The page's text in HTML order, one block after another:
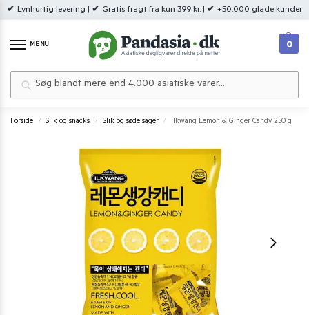
✔ Lynhurtig levering | ✔ Gratis fragt fra kun 399 kr. | ✔ +50.000 glade kunder
MENU 0
Forside / Slik og snacks / Slik og søde sager / Ilkwang Lemon & Ginger Candy 250 g.